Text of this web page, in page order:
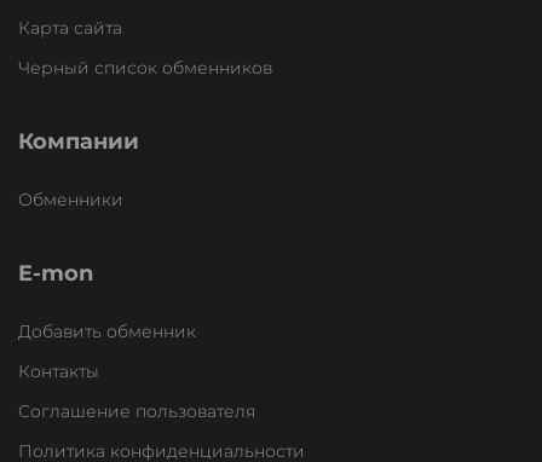
Карта сайта
Черный список обменников
Компании
Обменники
E-mon
Добавить обменник
Контакты
Соглашение пользователя
Политика конфиденциальности